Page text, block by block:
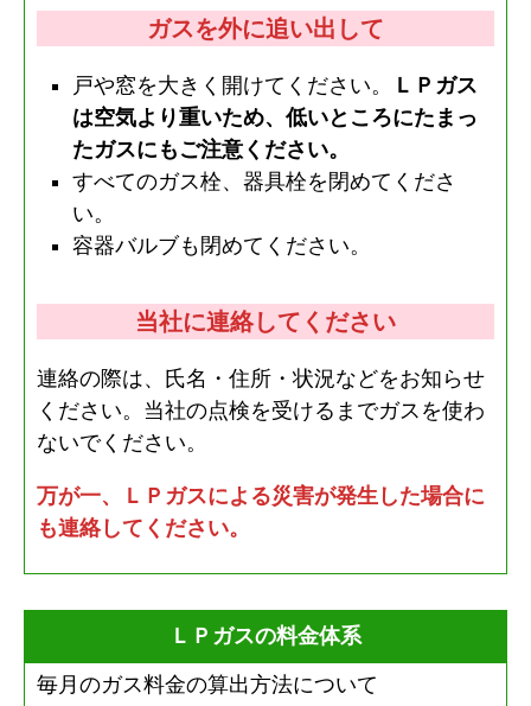
ガスを外に追い出して
戸や窓を大きく開けてください。
ＬＰガス
は空気より重いため、低いところにたまっ
たガスにもご注意ください。
すべてのガス栓、器具栓を閉めてくださ
い。
容器バルブも閉めてください。
当社に連絡してください
連絡の際は、氏名・住所・状況などをお知らせ
ください。当社の点検を受けるまでガスを使わ
ないでください。
万が一、ＬＰガスによる災害が発生した場合に
も連絡してください。
ＬＰガスの料金体系
毎月のガス料金の算出方法について